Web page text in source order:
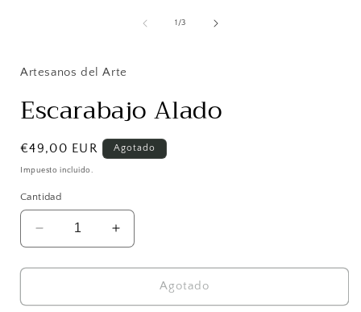
ventana
1/de
3
Artesanos del Arte
Escarabajo Alado
Precio
habitual
€49,00 EUR Agotado
Impuesto incluido.
Cantidad
Reducir
cantidad
para
Alado
Aumentar
cantidad
para
Escarabajo
Alado
Agotado